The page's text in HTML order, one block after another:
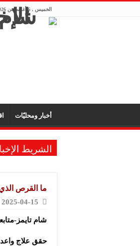
الخميس , 6 أغسطس 2026
أخبار ومحليّات
الشريط
ما القرص
2025-04-15
شام تايمز-
حقق علاج